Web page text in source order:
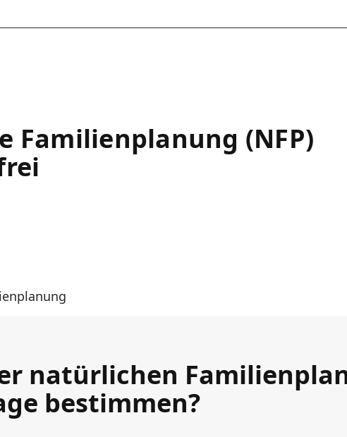
(NFP)
natürlichen
bestimmen?